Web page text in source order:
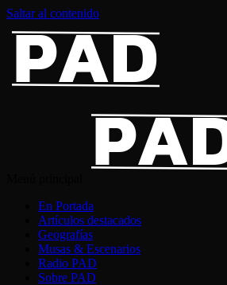
Saltar al contenido
En Portada
Artículos destacados
Geografías
Musas & Escenarios
Radio PAD
Sobre PAD